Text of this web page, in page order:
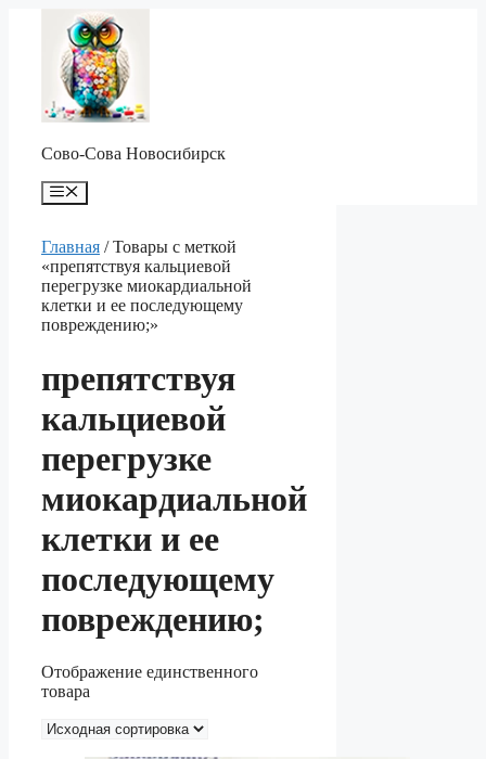
содержимому
Сово-Сова Новосибирск
Меню
Главная / Товары с меткой
«препятствуя кальциевой
перегрузке миокардиальной
клетки и ее последующему
повреждению;»
препятствуя
кальциевой
перегрузке
миокардиальной
клетки и ее
последующему
повреждению;
Отображение единственного
товара